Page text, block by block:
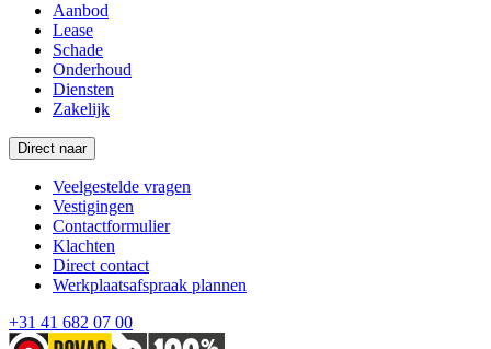
Aanbod
Lease
Schade
Onderhoud
Diensten
Zakelijk
Direct naar
Veelgestelde vragen
Vestigingen
Contactformulier
Klachten
Direct contact
Werkplaatsafspraak plannen
+31 41 682 07 00